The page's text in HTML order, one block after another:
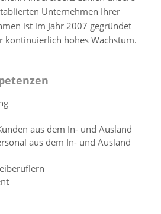
Unternehmen Ihrer
ist im Jahr 2007 gegründet
kontinuierlich hohes Wachstum.
aus dem In- und Ausland
aus dem In- und Ausland